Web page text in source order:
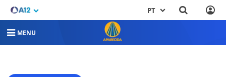
PT
MENU